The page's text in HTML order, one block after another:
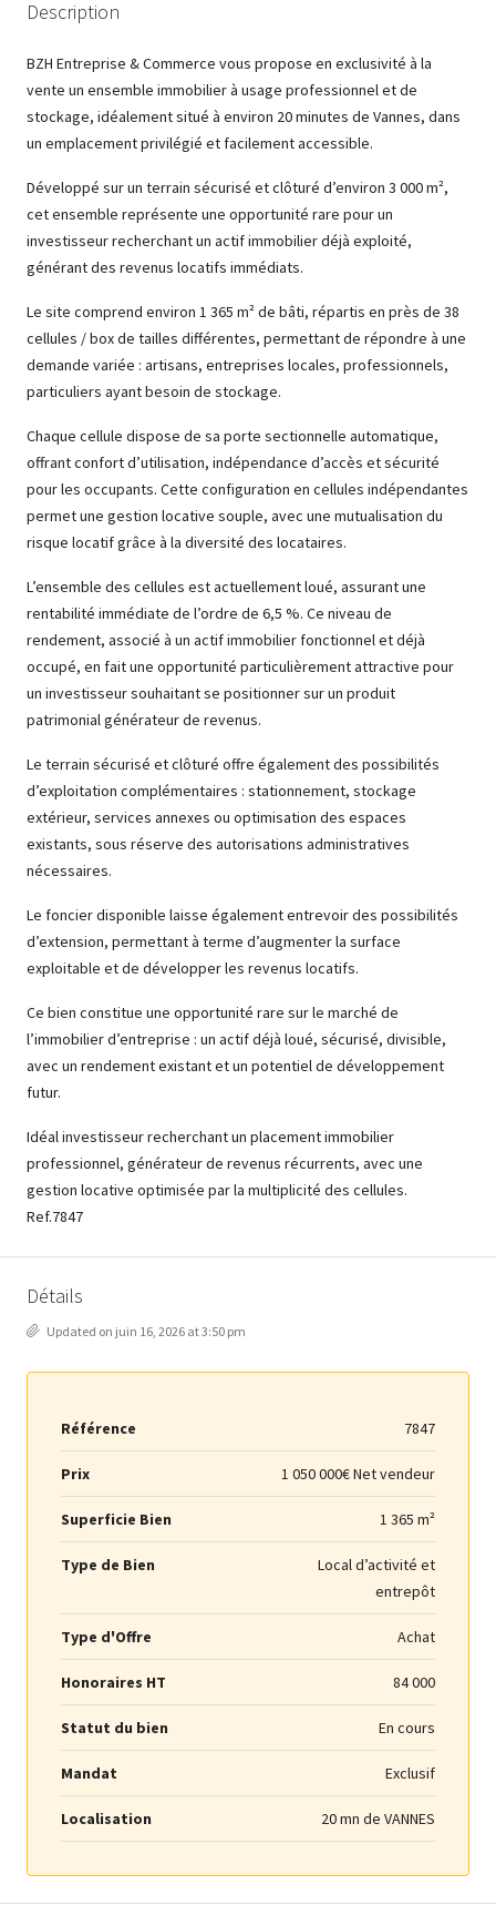
Description
BZH Entreprise & Commerce vous propose en exclusivité à la
vente un ensemble immobilier à usage professionnel et de
stockage, idéalement situé à environ 20 minutes de Vannes, dans
un emplacement privilégié et facilement accessible.
Développé sur un terrain sécurisé et clôturé d’environ 3 000 m²,
cet ensemble représente une opportunité rare pour un
investisseur recherchant un actif immobilier déjà exploité,
générant des revenus locatifs immédiats.
Le site comprend environ 1 365 m² de bâti, répartis en près de 38
cellules / box de tailles différentes, permettant de répondre à une
demande variée : artisans, entreprises locales, professionnels,
particuliers ayant besoin de stockage.
Chaque cellule dispose de sa porte sectionnelle automatique,
offrant confort d’utilisation, indépendance d’accès et sécurité
pour les occupants. Cette configuration en cellules indépendantes
permet une gestion locative souple, avec une mutualisation du
risque locatif grâce à la diversité des locataires.
L’ensemble des cellules est actuellement loué, assurant une
rentabilité immédiate de l’ordre de 6,5 %. Ce niveau de
rendement, associé à un actif immobilier fonctionnel et déjà
occupé, en fait une opportunité particulièrement attractive pour
un investisseur souhaitant se positionner sur un produit
patrimonial générateur de revenus.
Le terrain sécurisé et clôturé offre également des possibilités
d’exploitation complémentaires : stationnement, stockage
extérieur, services annexes ou optimisation des espaces
existants, sous réserve des autorisations administratives
nécessaires.
Le foncier disponible laisse également entrevoir des possibilités
d’extension, permettant à terme d’augmenter la surface
exploitable et de développer les revenus locatifs.
Ce bien constitue une opportunité rare sur le marché de
l’immobilier d’entreprise : un actif déjà loué, sécurisé, divisible,
avec un rendement existant et un potentiel de développement
futur.
Idéal investisseur recherchant un placement immobilier
professionnel, générateur de revenus récurrents, avec une
gestion locative optimisée par la multiplicité des cellules.
Ref.7847
Détails
Updated on juin 16, 2026 at 3:50 pm
Référence 7847
Prix 1 050 000€ Net vendeur
Superficie Bien 1 365 m²
Type de Bien
Local d’activité et
entrepôt
Type d'Offre Achat
Honoraires HT 84 000
Statut du bien En cours
Mandat Exclusif
Localisation 20 mn de VANNES